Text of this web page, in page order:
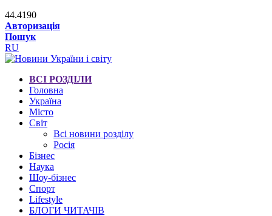
44.4190
Авторизація
Пошук
RU
ВСІ РОЗДІЛИ
Головна
Україна
Місто
Світ
Всі новини розділу
Росія
Бізнес
Наука
Шоу-бізнес
Спорт
Lifestyle
БЛОГИ ЧИТАЧІВ